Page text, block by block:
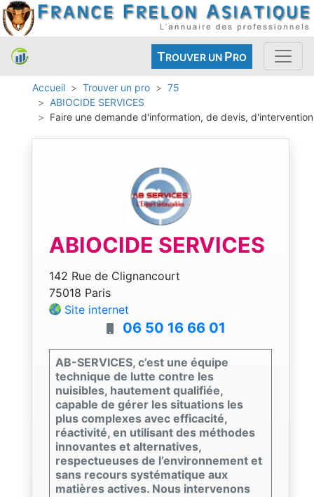
TROUVER UN PRO
Accueil Trouver un pro
75
ABIOCIDE SERVICES
Faire une demande d'information, de devis, d'intervention
ABIOCIDE SERVICES
142 Rue de Clignancourt
75018 Paris
Site internet
06 50 16 66 01
AB-SERVICES, c’est une équipe
technique de lutte contre les
nuisibles, hautement qualifiée,
capable de gérer les situations les
plus complexes avec efficacité,
réactivité, en utilisant des méthodes
innovantes et alternatives,
respectueuses de l’environnement et
sans recours systématique aux
matières actives. Nous intervenons